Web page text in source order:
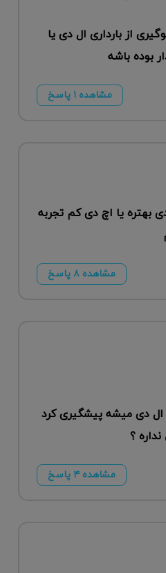
از بارداری ال دی یا
بوده باشه
مشاهده ۱ پاسخ
بهتره یا اچ دی کم تجربه
مشاهده ۸ پاسخ
ال دی میشه پیشگیری کرد
؟
مشاهده ۴ پاسخ